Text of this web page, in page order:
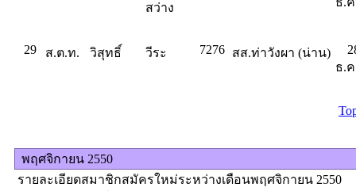
สว่าง
29 ส.ต.ท. วิสุทธิ์ วีระ 7276 สส.ท่าวังผา (น่าน)
ธ.ค
พฤศจิกายน 2550
รายละเอียดสมาชิกสมัครใหม่ระหว่างเดือนพฤศจิกายน 2550